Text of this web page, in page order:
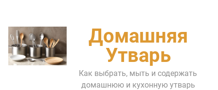
содержимому
Домашняя
Утварь
Как выбрать, мыть и содержать
домашнюю и кухонную утварь